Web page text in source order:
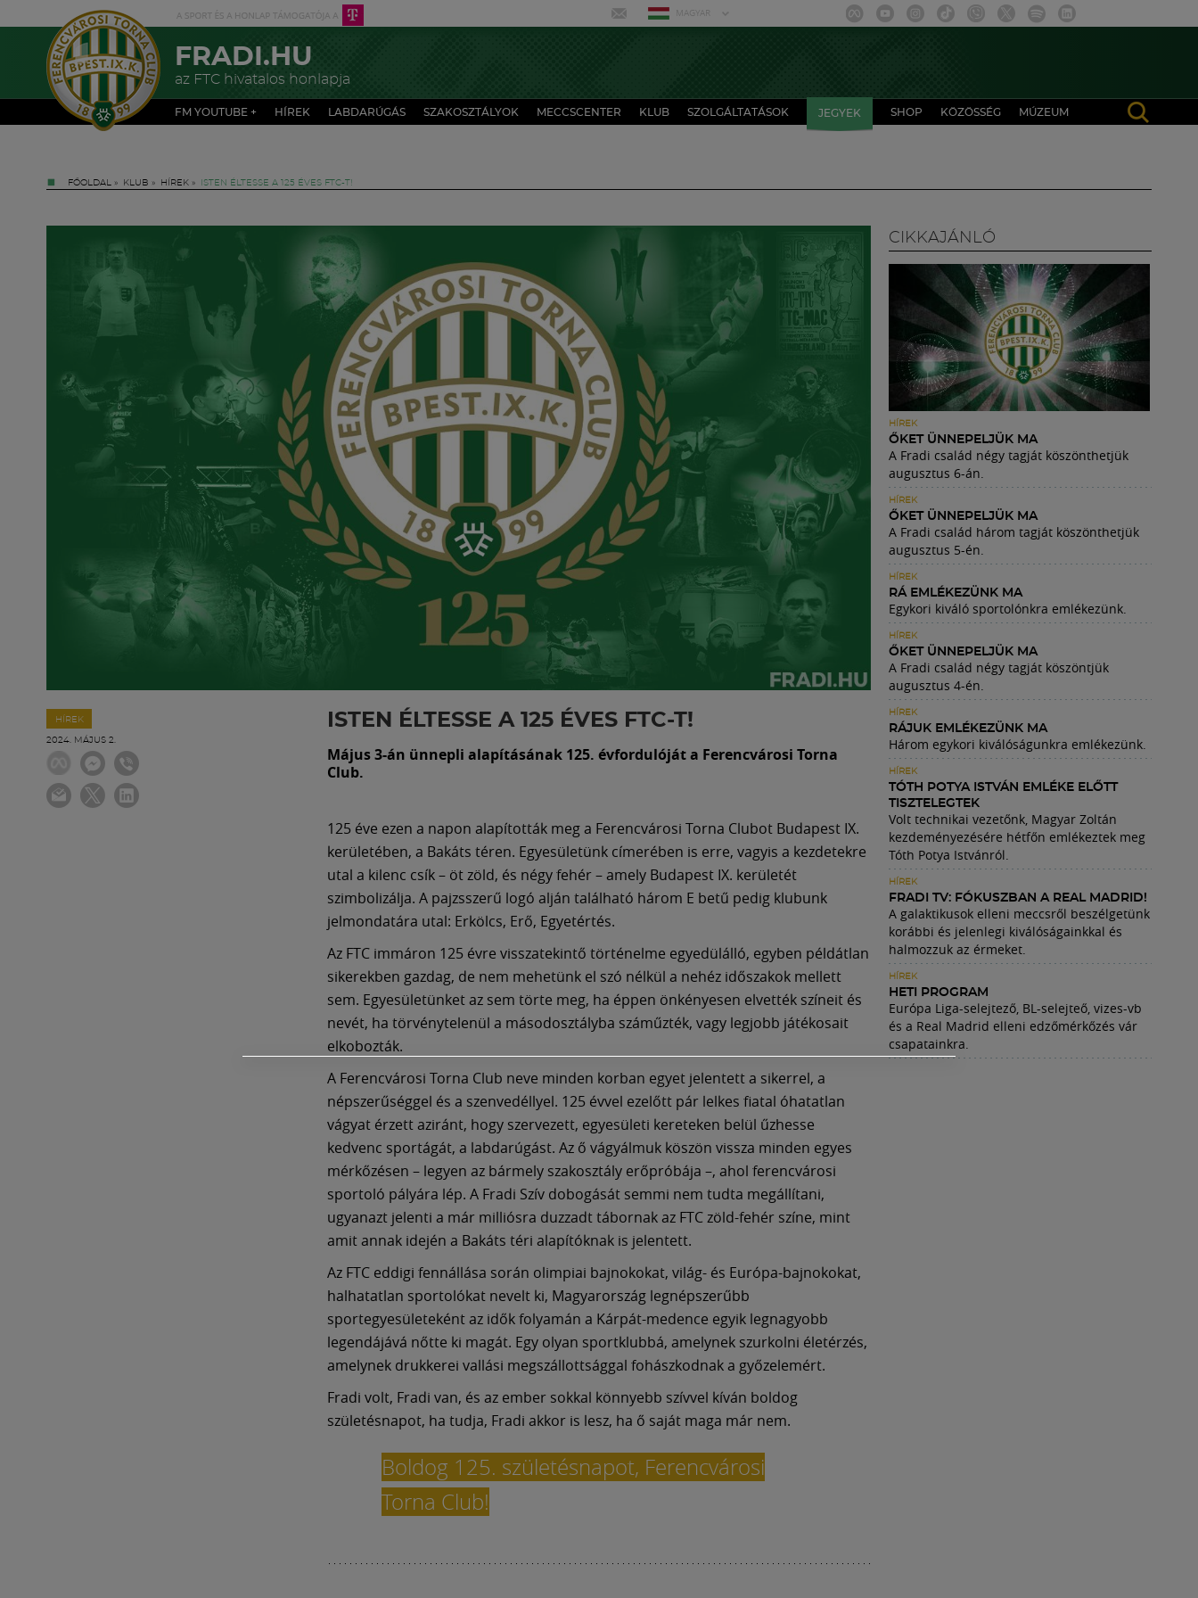
MAGYAR
FRADI.HU
az FTC hivatalos honlapja
FM YOUTUBE + HÍREK LABDARÚGÁS SZAKOSZTÁLYOK MECCSCENTER KLUB SZOLGÁLTATÁSOK JEGYEK SHOP KÖZÖSSÉG MÚZEUM
FŐOLDAL » KLUB » HÍREK » ISTEN ÉLTESSE A 125 ÉVES FTC-T!
HÍREK
2024. MÁJUS 2.
ISTEN ÉLTESSE A 125 ÉVES FTC-T!
Május 3-án ünnepli alapításának 125. évfordulóját a Ferencvárosi Torna
Club.
125 éve ezen a napon alapították meg a Ferencvárosi Torna Clubot Budapest IX.
kerületében, a Bakáts téren. Egyesületünk címerében is erre, vagyis a kezdetekre
utal a kilenc csík – öt zöld, és négy fehér – amely Budapest IX. kerületét
szimbolizálja. A pajzsszerű logó alján található három E betű pedig klubunk
jelmondatára utal: Erkölcs, Erő, Egyetértés.
Az FTC immáron 125 évre visszatekintő történelme egyedülálló, egyben példátlan
sikerekben gazdag, de nem mehetünk el szó nélkül a nehéz időszakok mellett
sem. Egyesületünket az sem törte meg, ha éppen önkényesen elvették színeit és
nevét, ha törvénytelenül a másodosztályba száműzték, vagy legjobb játékosait
elkobozták.
A Ferencvárosi Torna Club neve minden korban egyet jelentett a sikerrel, a
népszerűséggel és a szenvedéllyel. 125 évvel ezelőtt pár lelkes fiatal óhatatlan
vágyat érzett aziránt, hogy szervezett, egyesületi kereteken belül űzhesse
kedvenc sportágát, a labdarúgást. Az ő vágyálmuk köszön vissza minden egyes
mérkőzésen – legyen az bármely szakosztály erőpróbája –, ahol ferencvárosi
sportoló pályára lép. A Fradi Szív dobogását semmi nem tudta megállítani,
ugyanazt jelenti a már milliósra duzzadt tábornak az FTC zöld-fehér színe, mint
amit annak idején a Bakáts téri alapítóknak is jelentett.
Az FTC eddigi fennállása során olimpiai bajnokokat, világ- és Európa-bajnokokat,
halhatatlan sportolókat nevelt ki, Magyarország legnépszerűbb
sportegyesületeként az idők folyamán a Kárpát-medence egyik legnagyobb
legendájává nőtte ki magát. Egy olyan sportklubbá, amelynek szurkolni életérzés,
amelynek drukkerei vallási megszállottsággal fohászkodnak a győzelemért.
Fradi volt, Fradi van, és az ember sokkal könnyebb szívvel kíván boldog
születésnapot, ha tudja, Fradi akkor is lesz, ha ő saját maga már nem.
Boldog 125. születésnapot, Ferencvárosi
Torna Club!
CIKKAJÁNLÓ
HÍREK
ŐKET ÜNNEPELJÜK MA
A Fradi család négy tagját köszönthetjük
augusztus 6-án.
HÍREK
ŐKET ÜNNEPELJÜK MA
A Fradi család három tagját köszönthetjük
augusztus 5-én.
HÍREK
RÁ EMLÉKEZÜNK MA
Egykori kiváló sportolónkra emlékezünk.
HÍREK
ŐKET ÜNNEPELJÜK MA
A Fradi család négy tagját köszöntjük
augusztus 4-én.
HÍREK
RÁJUK EMLÉKEZÜNK MA
Három egykori kiválóságunkra emlékezünk.
HÍREK
TÓTH POTYA ISTVÁN EMLÉKE ELŐTT
TISZTELEGTEK
Volt technikai vezetőnk, Magyar Zoltán
kezdeményezésére hétfőn emlékeztek meg
Tóth Potya Istvánról.
HÍREK
FRADI TV: FÓKUSZBAN A REAL MADRID!
A galaktikusok elleni meccsről beszélgetünk
korábbi és jelenlegi kiválóságainkkal és
halmozzuk az érmeket.
HÍREK
HETI PROGRAM
Európa Liga-selejtező, BL-selejteő, vizes-vb
és a Real Madrid elleni edzőmérkőzés vár
csapatainkra.